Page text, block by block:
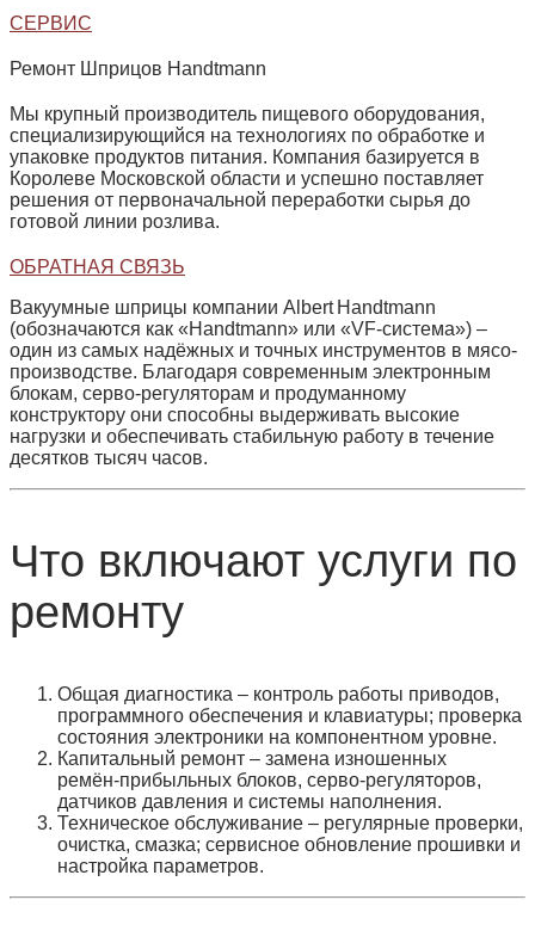
СЕРВИС
Ремонт Шприцов Handtmann
Мы крупный производитель пищевого оборудования,
специализирующийся на технологиях по обработке и
упаковке продуктов питания. Компания базируется в
Королеве Московской области и успешно поставляет
решения от первоначальной переработки сырья до
готовой линии розлива.
ОБРАТНАЯ СВЯЗЬ
Вакуумные шприцы компании Albert Handtmann
(обозначаются как «Handtmann» или «VF‑система») –
один из самых надёжных и точных инструментов в мясо­
производстве. Благодаря современным электронным
блокам, серво‑регуляторам и продуманному
конструктору они способны выдерживать высокие
нагрузки и обеспечивать стабильную работу в течение
десятков тысяч часов.
Что включают услуги по
ремонту
Общая диагностика – контроль работы приводов,
программного обеспечения и клавиатуры; проверка
состояния электроники на компонентном уровне.
Капитальный ремонт – замена изношенных
ремён‑прибыльных блоков, серво‑регуляторов,
датчиков давления и системы наполнения.
Техническое обслуживание – регулярные проверки,
очистка, смазка; сервисное обновление прошивки и
настройка параметров.